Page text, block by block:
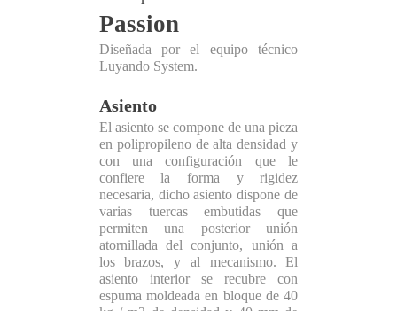
Passion
Diseñada por el equipo técnico
Luyando System.
Asiento
El asiento se compone de una pieza
en polipropileno de alta densidad y
con una configuración que le
confiere la forma y rigidez
necesaria, dicho asiento dispone de
varias tuercas embutidas que
permiten una posterior unión
atornillada del conjunto, unión a
los brazos, y al mecanismo. El
asiento interior se recubre con
espuma moldeada en bloque de 40